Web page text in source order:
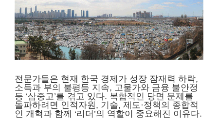
전문가들은 현재 한국 경제가 성장 잠재력 하락,
소득과 부의 불평등 지속, 고물가와 금융 불안정
등 ‘삼중고’를 겪고 있다. 복합적인 당면 문제를
돌파하려면 인적자원, 기술, 제도·정책의 종합적
인 개혁과 함께 ‘리더’의 역할이 중요해진 이유다.